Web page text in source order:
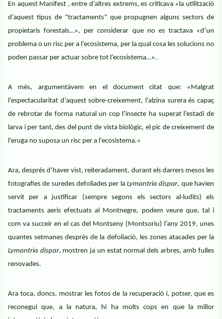
En aquest Manifest , entre d’altres extrems, es criticava «la utilització
d’aquest tipus de “tractaments” que propugnen alguns sectors de
propietaris forestals…», per considerar que no es tractava «d’un
problema o un risc per a l’ecosistema, per la qual cosa les solucions no
poden passar per actuar sobre tot l’ecosistema…».
A més, argumentàvem en el document citat que: «Malgrat
l’espectacularitat d’aquest sobre-creixement, l’alzina surera és capaç
de rebrotar de forma natural un cop l’insecte ha superat l’estadi de
larva i per tant, des del punt de vista biològic, el pic de creixement de
l’eruga no suposa un risc per a l’ecosistema.»
Ara, després d’haver vist, reiteradament, durant els darrers mesos les
fotografies de suredes defoliades per la Lymantria dispar, que havien
servit per a justificar (sempre segons els sectors al·ludits) els
tractaments aeris efectuats al Montnegre, podem veure que, tal i
com va succeir en el cas del Montseny (Montsoriu) l’any 2019, unes
quantes setmanes després de la defoliació, les zones atacades per la
Lymantria dispar, mostren ja un estat normal dels arbres, amb fulles
renovades.
Ara toca, doncs, mostrar les fotos de la recuperació i, potser, que es
reconegui que, a la natura, hi ha molts cops en que la millor